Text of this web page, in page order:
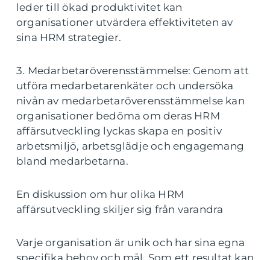
leder till ökad produktivitet kan
organisationer utvärdera effektiviteten av
sina HRM strategier.
3. Medarbetaröverensstämmelse: Genom att
utföra medarbetarenkäter och undersöka
nivån av medarbetaröverensstämmelse kan
organisationer bedöma om deras HRM
affärsutveckling lyckas skapa en positiv
arbetsmiljö, arbetsglädje och engagemang
bland medarbetarna.
En diskussion om hur olika HRM
affärsutveckling skiljer sig från varandra
Varje organisation är unik och har sina egna
specifika behov och mål. Som ett resultat kan